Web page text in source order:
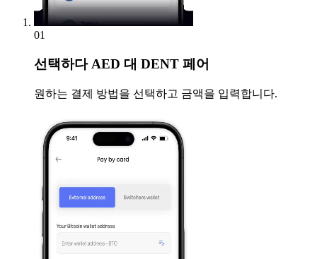
01
선택하다AED 대 DENT 페어
원하는 결제 방법을 선택하고 금액을 입력합니다.